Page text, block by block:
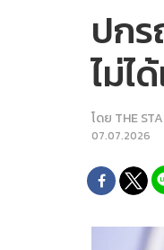
ปกร
ไม่ไ
โดย THE
07.07.2026